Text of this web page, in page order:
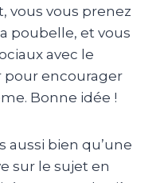
vous vous prenez
poubelle, et vous
avec le
pour encourager
Bonne idée !
aussi bien qu’une
sur le sujet en